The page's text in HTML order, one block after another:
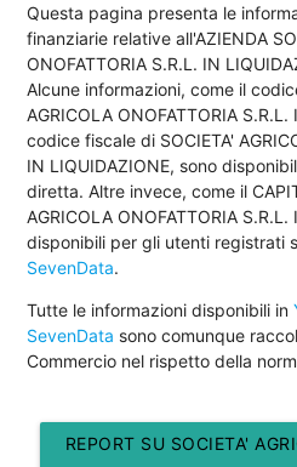
Questa pagina presenta le
finanziarie relative all'AZIENDA
ONOFATTORIA S.R.L. IN
Alcune informazioni, come il
AGRICOLA ONOFATTORIA
codice fiscale di SOCIETA'
IN LIQUIDAZIONE, sono
diretta. Altre invece, come il
AGRICOLA ONOFATTORIA
disponibili per gli utenti registrati
SevenData.
Tutte le informazioni disponibili in
SevenData sono comunque
Commercio nel rispetto della
REPORT SU SOCIETA'